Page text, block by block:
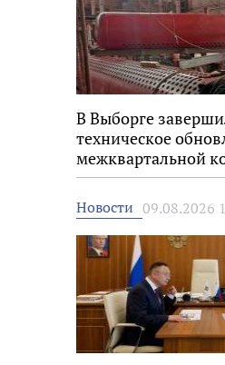
В Выборге
техническое
межквартальной
Новости 09.08.2026